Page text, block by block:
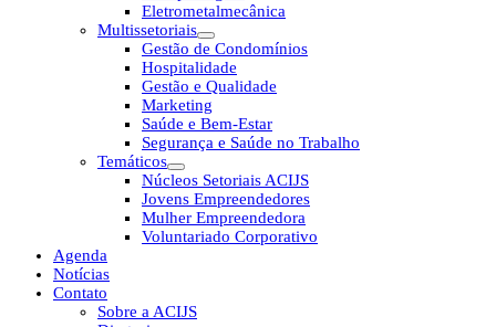
Eletrometalmecânica
Multissetoriais
Gestão de Condomínios
Hospitalidade
Gestão e Qualidade
Marketing
Saúde e Bem-Estar
Segurança e Saúde no Trabalho
Temáticos
Núcleos Setoriais ACIJS
Jovens Empreendedores
Mulher Empreendedora
Voluntariado Corporativo
Agenda
Notícias
Contato
Sobre a ACIJS